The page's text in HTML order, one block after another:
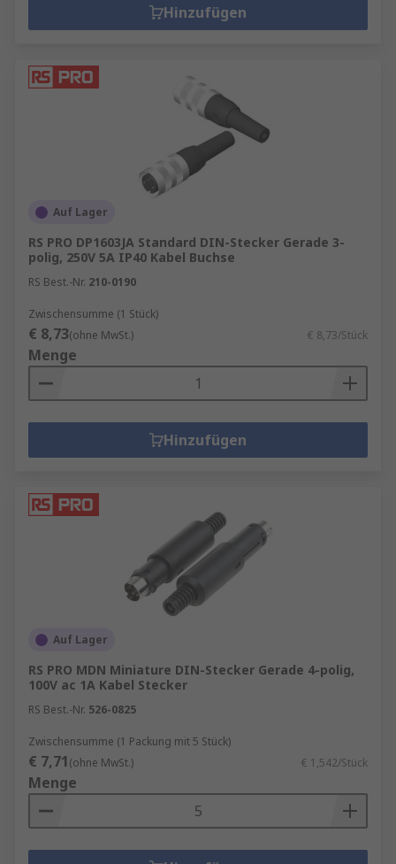
Hinzufügen
Auf Lager
RS PRO DP1603JA Standard DIN-Stecker Gerade 3-
polig, 250V 5A IP40 Kabel Buchse
RS Best.-Nr. 210-0190
Zwischensumme (1 Stück)
€ 8,73(ohne MwSt.) € 8,73/Stück
Menge
Hinzufügen
Auf Lager
RS PRO MDN Miniature DIN-Stecker Gerade 4-polig,
100V ac 1A Kabel Stecker
RS Best.-Nr. 526-0825
Zwischensumme (1 Packung mit 5 Stück)
€ 7,71(ohne MwSt.) € 1,542/Stück
Menge